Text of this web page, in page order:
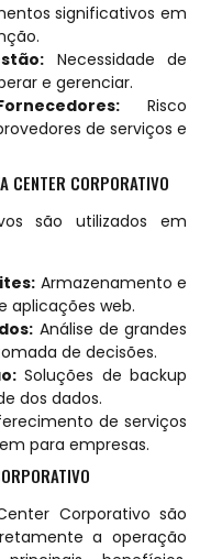
significativos em
Necessidade de
e gerenciar.
Risco
de serviços e
CENTER CORPORATIVO
são utilizados em
Armazenamento e
aplicações web.
Análise de grandes
de decisões.
Soluções de backup
dos dados.
de serviços
para empresas.
Corporativo são
a operação